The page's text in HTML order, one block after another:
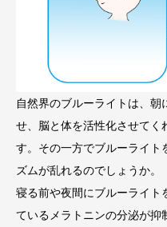
自然界のブルーライトは、朝
せ、脳と体を活性化させてく
す。その一方でブルーライト
ズムが乱れるのでしょうか。
寝る前や夜間にブルーライト
ているメラトニンの分泌が